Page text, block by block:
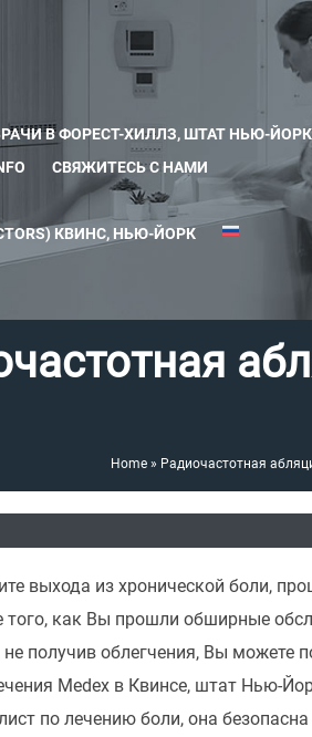
В ФОРЕСТ-ХИЛЛЗ, ШТАТ НЬЮ-ЙОРК
СВЯЖИТЕСЬ С НАМИ
КВИНС, НЬЮ-ЙОРК
Home» Радиочастотная
выхода из хронической боли,
того, как Вы прошли обширные
получив облегчения, Вы можете
Medex в Квинсе, штат Нью-
по лечению боли, она